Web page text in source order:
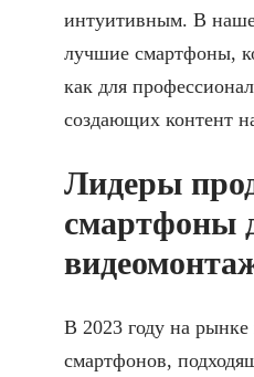
интуитивным. В
лучшие смартфоны,
как для
создающих контент
Лидеры
смартфоны
В 2023 году на рынке
смартфонов,